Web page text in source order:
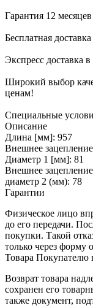
Гарантия 12
Бесплатная
Экспресс доставка
Широкий выбор
ценам!
Специальные
Описание
Длина [мм]: 957
Внешнее
Диаметр 1 [мм]: 81
Внешнее
диаметр 2 (мм): 78
Гарантии
Физическое лицо
до его передачи.
покупки. Такой
только через форму
Товара Покупателю
Возврат товара
сохранен его
также документ,